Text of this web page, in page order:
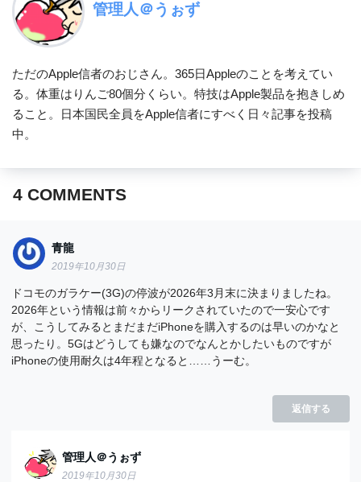
管理人＠うぉず
ただのApple信者のおじさん。365日Appleのことを考えてい
る。体重はりんご80個分くらい。特技はApple製品を抱きしめ
ること。日本国民全員をApple信者にすべく日々記事を投稿
中。
4COMMENTS
青龍
2019年10月30日
ドコモのガラケー(3G)の停波が2026年3月末に決まりましたね。
2026年という情報は前々からリークされていたので一安心です
が、こうしてみるとまだまだiPhoneを購入するのは早いのかなと
思ったり。5Gはどうしても嫌なのでなんとかしたいものですが
iPhoneの使用耐久は4年程となると……うーむ。
返信する
管理人＠うぉず
2019年10月30日